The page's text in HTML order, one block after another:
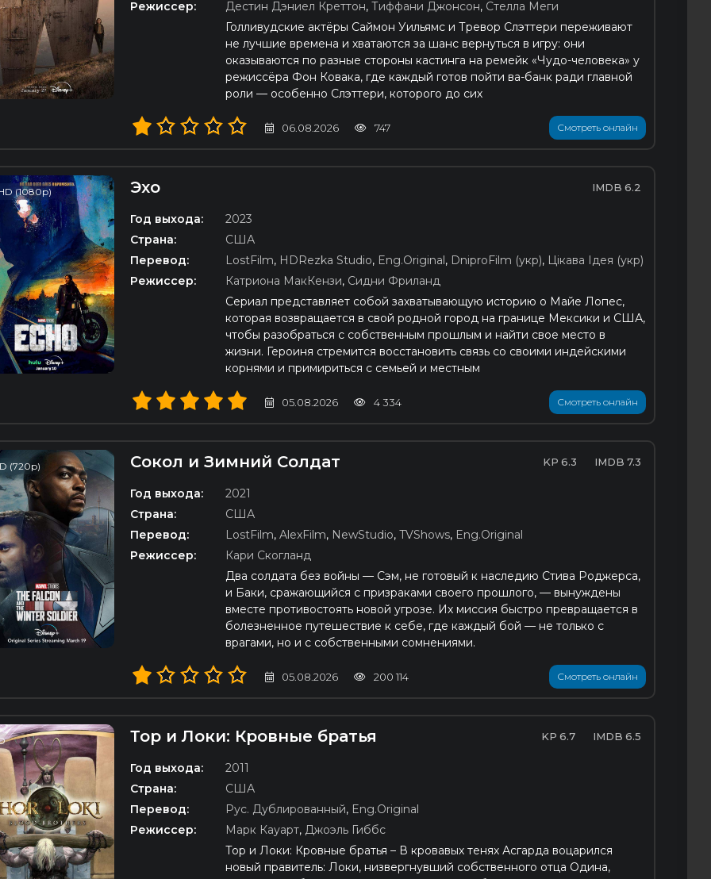
Режиссер:
Дестин Дэниел Креттон, Тиффани Джонсон, Стелла Меги
Голливудские актёры Саймон Уильямс и Тревор Слэттери переживают
не лучшие времена и хватаются за шанс вернуться в игру: они
оказываются по разные стороны кастинга на ремейк «Чудо-человека» у
режиссёра Фон Ковака, где каждый готов пойти ва-банк ради главной
роли — особенно Слэттери, которого до сих
06.08.2026 747 Смотреть онлайн
(1080p) Эхо 6.2
Год выхода:
2023
Страна:
США
Перевод:
LostFilm, HDRezka Studio, Eng.Original, DniproFilm (укр), Цікава Ідея (укр)
Режиссер:
Катриона МакКензи, Сидни Фриланд
Сериал представляет собой захватывающую историю о Майе Лопес,
которая возвращается в свой родной город на границе Мексики и США,
чтобы разобраться с собственным прошлым и найти свое место в
жизни. Героиня стремится восстановить связь со своими индейскими
корнями и примириться с семьей и местным
05.08.2026 4 334 Смотреть онлайн
(720p) Сокол и Зимний Солдат 6.3 7.3
Год выхода:
2021
Страна:
США
Перевод:
LostFilm, AlexFilm, NewStudio, TVShows, Eng.Original
Режиссер:
Кари Скогланд
Два солдата без войны — Сэм, не готовый к наследию Стива Роджерса,
и Баки, сражающийся с призраками своего прошлого, — вынуждены
вместе противостоять новой угрозе. Их миссия быстро превращается в
болезненное путешествие к себе, где каждый бой — не только с
врагами, но и с собственными сомнениями.
05.08.2026 200 114 Смотреть онлайн
Тор и Локи: Кровные братья 6.7 6.5
Год выхода:
2011
Страна:
США
Перевод:
Рус. Дублированный, Eng.Original
Режиссер:
Марк Кауарт, Джоэль Гиббс
Тор и Локи: Кровные братья – В кровавых тенях Асгарда воцарился
новый правитель: Локи, низвергнувший собственного отца Одина,